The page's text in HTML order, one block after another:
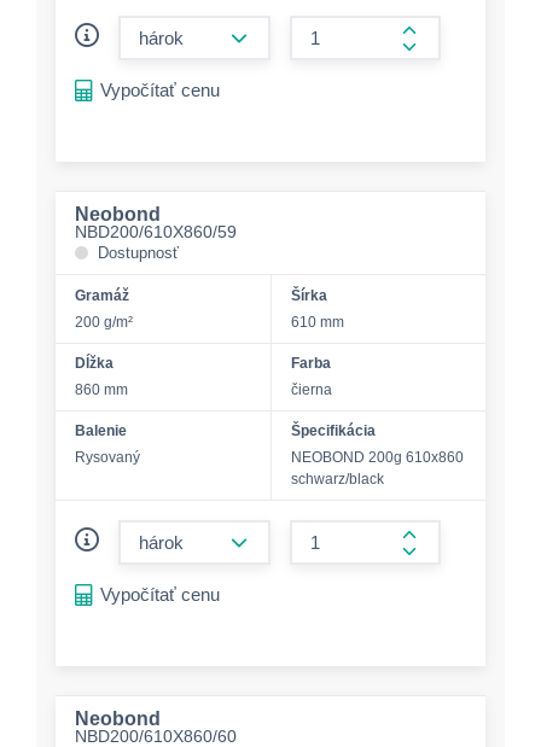
form.increase-
Vypočítať cenu
Neobond
NBD200/610X860/59
Dostupnosť
Gramáž
200 g/m²
Šírka
610 mm
Dĺžka
860 mm
Farba
čierna
Balenie
Rysovaný
Špecifikácia
NEOBOND 200g 610x860
schwarz/black
form.increase-
Vypočítať cenu
Neobond
NBD200/610X860/60